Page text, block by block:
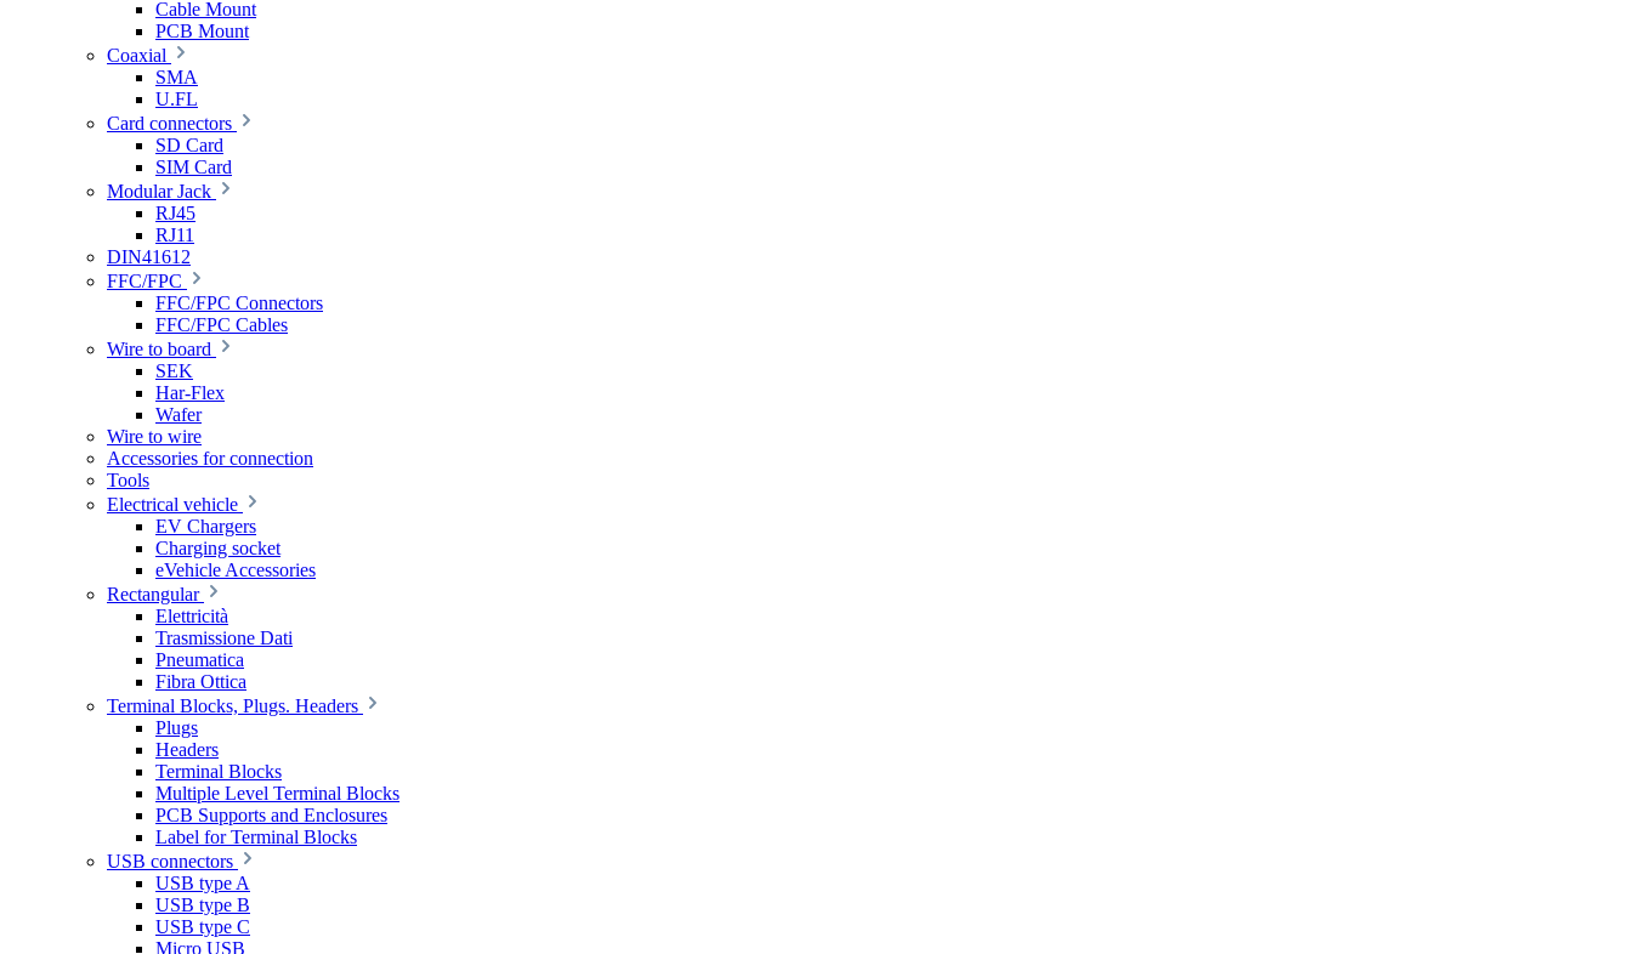
Cable Mount
PCB Mount
Coaxial
SMA
U.FL
Card connectors
SD Card
SIM Card
Modular Jack
RJ45
RJ11
DIN41612
FFC/FPC
FFC/FPC Connectors
FFC/FPC Cables
Wire to board
SEK
Har-Flex
Wafer
Wire to wire
Accessories for connection
Tools
Electrical vehicle
EV Chargers
Charging socket
eVehicle Accessories
Rectangular
Elettricità
Trasmissione Dati
Pneumatica
Fibra Ottica
Terminal Blocks, Plugs. Headers
Plugs
Headers
Terminal Blocks
Multiple Level Terminal Blocks
PCB Supports and Enclosures
Label for Terminal Blocks
USB connectors
USB type A
USB type B
USB type C
Micro USB